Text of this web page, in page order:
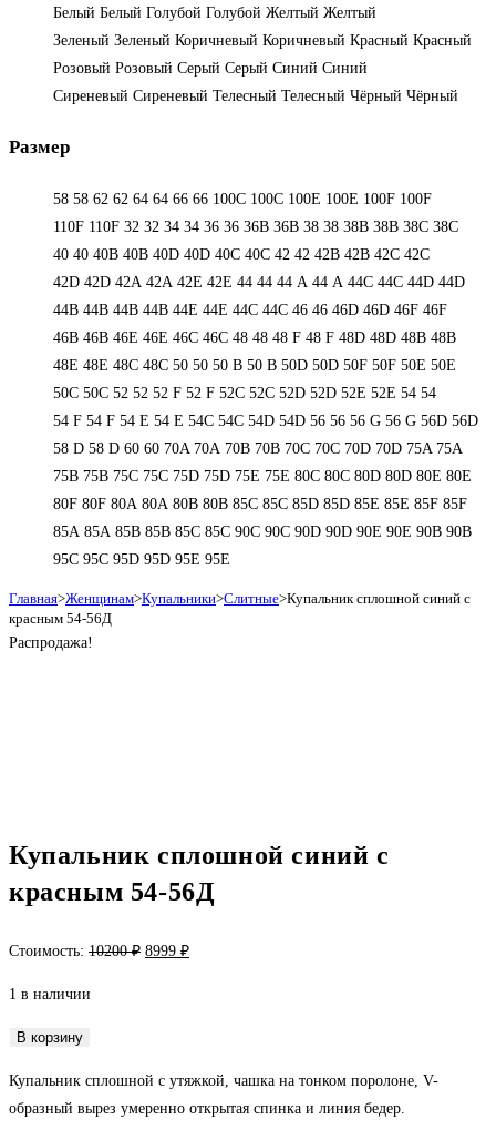
Белый Белый Голубой Голубой Желтый Желтый
Зеленый Зеленый Коричневый Коричневый Красный Красный
Розовый Розовый Серый Серый Синий Синий
Сиреневый Сиреневый Телесный Телесный Чёрный Чёрный
Размер
58 58 62 62 64 64 66 66 100C 100C 100E 100E 100F 100F
110F 110F 32 32 34 34 36 36 36B 36B 38 38 38B 38B 38С 38С
40 40 40B 40B 40D 40D 40С 40С 42 42 42B 42B 42C 42C
42D 42D 42А 42А 42Е 42Е 44 44 44 А 44 А 44C 44C 44D 44D
44В 44В 44В 44В 44Е 44Е 44С 44С 46 46 46D 46D 46F 46F
46В 46В 46Е 46Е 46С 46С 48 48 48 F 48 F 48D 48D 48В 48В
48Е 48Е 48С 48С 50 50 50 B 50 B 50D 50D 50F 50F 50Е 50Е
50С 50С 52 52 52 F 52 F 52C 52C 52D 52D 52E 52E 54 54
54 F 54 F 54 Е 54 Е 54C 54C 54D 54D 56 56 56 G 56 G 56D 56D
58 D 58 D 60 60 70A 70A 70B 70B 70C 70C 70D 70D 75A 75A
75B 75B 75C 75C 75D 75D 75E 75E 80C 80C 80D 80D 80E 80E
80F 80F 80А 80А 80В 80В 85C 85C 85D 85D 85E 85E 85F 85F
85А 85А 85В 85В 85С 85С 90C 90C 90D 90D 90E 90E 90В 90В
95C 95C 95D 95D 95E 95E
Главная>Женщинам>Купальники>Слитные>Купальник сплошной синий с
красным 54-56Д
Распродажа!
Купальник сплошной синий с
красным 54-56Д
Стоимость: 10200₽ Первоначальная
8999 ₽Текущая
1 в наличии
Количество
Купальник
сплошной
В корзину
Купальник сплошной с утяжкой, чашка на тонком поролоне, V-
образный вырез умеренно открытая спинка и линия бедер.